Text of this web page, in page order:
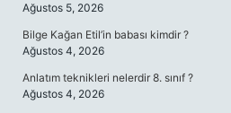
Ağustos 5, 2026
Bilge Kağan Etil’in babası kimdir ?
Ağustos 4, 2026
Anlatım teknikleri nelerdir 8. sınıf ?
Ağustos 4, 2026